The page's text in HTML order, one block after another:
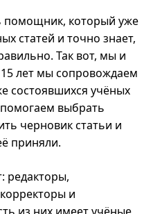
помощник, который уже
статей и точно знает,
Так вот, мы и
лет мы сопровождаем
состоявшихся учёных
выбрать
черновик статьи и
приняли.
редакторы,
и